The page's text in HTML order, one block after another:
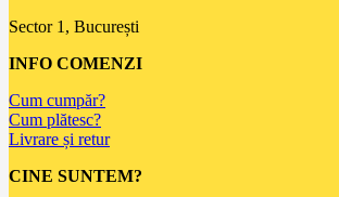
Sector 1, București
INFO COMENZI
Cum cumpăr?
Cum plătesc?
Livrare și retur
CINE SUNTEM?